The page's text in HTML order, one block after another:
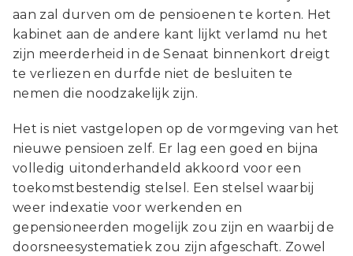
aan zal durven om de pensioenen te korten. Het
kabinet aan de andere kant lijkt verlamd nu het
zijn meerderheid in de Senaat binnenkort dreigt
te verliezen en durfde niet de besluiten te
nemen die noodzakelijk zijn.
Het is niet vastgelopen op de vormgeving van het
nieuwe pensioen zelf. Er lag een goed en bijna
volledig uitonderhandeld akkoord voor een
toekomstbestendig stelsel. Een stelsel waarbij
weer indexatie voor werkenden en
gepensioneerden mogelijk zou zijn en waarbij de
doorsneesystematiek zou zijn afgeschaft. Zowel